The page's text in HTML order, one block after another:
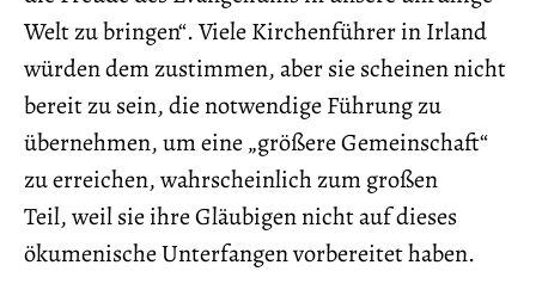
Welt zu bringen“. Viele Kirchenführer in Irland
würden dem zustimmen, aber sie scheinen nicht
bereit zu sein, die notwendige Führung zu
übernehmen, um eine „größere Gemeinschaft“
zu erreichen, wahrscheinlich zum großen
Teil, weil sie ihre Gläubigen nicht auf dieses
ökumenische Unterfangen vorbereitet haben.